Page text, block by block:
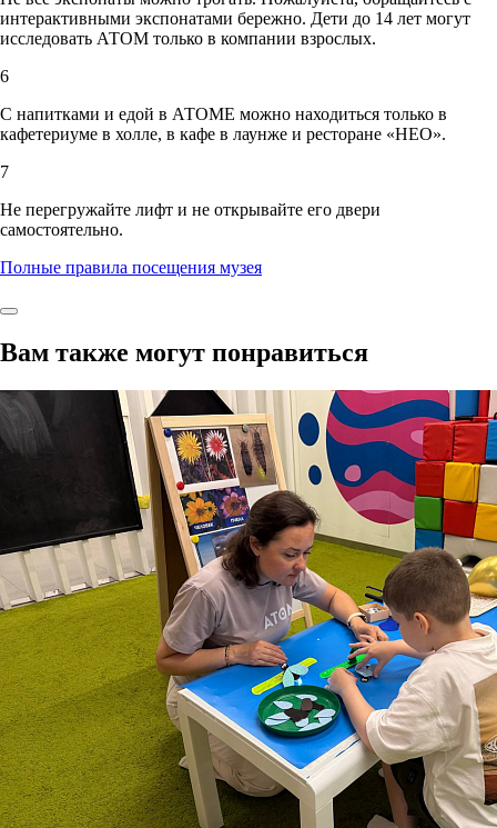
интерактивными экспонатами бережно. Дети до 14 лет могут
исследовать АТОМ только в компании взрослых.
6
С напитками и едой в АТОМЕ можно находиться только в
кафетериуме в холле, в кафе в лаунже и ресторане «НЕО».
7
Не перегружайте лифт и не открывайте его двери
самостоятельно.
Полные правила посещения музея
Вам также могут понравиться